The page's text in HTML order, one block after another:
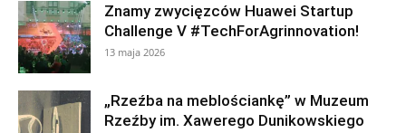
Znamy zwycięzców Huawei Startup
Challenge V #TechForAgrinnovation!
13 maja 2026
„Rzeźba na meblościankę” w Muzeum
Rzeźby im. Xawerego Dunikowskiego